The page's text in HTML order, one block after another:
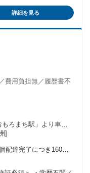
詳細を見る
費用負担無／履歴書不
ろまち駅」より車で
]